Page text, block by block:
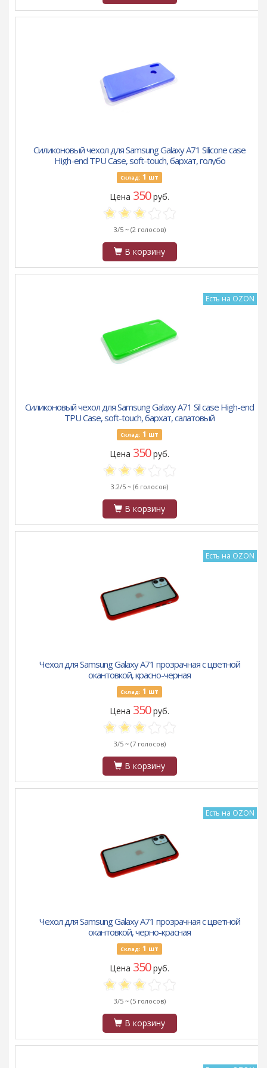
Силиконовый чехол для Samsung Galaxy A71 Silicone case
High-end TPU Case, soft-touch, бархат, голубо
Склад: 1 шт
Цена 350руб.
3/5 ~ (2 голосов)
В корзину
Есть на OZON
Силиконовый чехол для Samsung Galaxy A71 Sil case High-end
TPU Case, soft-touch, бархат, салатовый
Склад: 1 шт
Цена 350руб.
3.2/5 ~ (6 голосов)
В корзину
Есть на OZON
Чехол для Samsung Galaxy A71 прозрачная с цветной
окантовкой, красно-черная
Склад: 1 шт
Цена 350руб.
3/5 ~ (7 голосов)
В корзину
Есть на OZON
Чехол для Samsung Galaxy A71 прозрачная с цветной
окантовкой, черно-красная
Склад: 1 шт
Цена 350руб.
3/5 ~ (5 голосов)
В корзину